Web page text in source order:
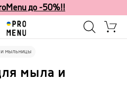
до -50%!!
и мыльницы
мыла и